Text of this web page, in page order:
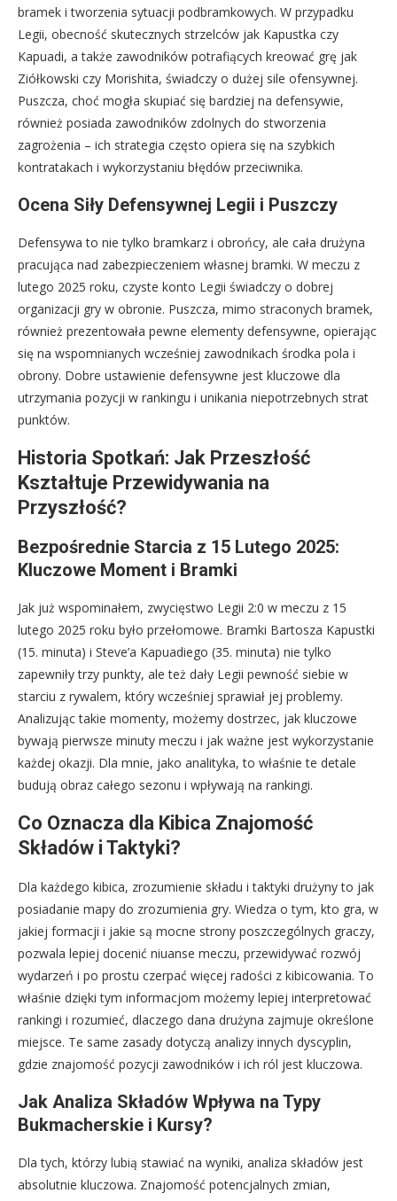
bramek i tworzenia sytuacji podbramkowych. W przypadku
Legii, obecność skutecznych strzelców jak Kapustka czy
Kapuadi, a także zawodników potrafiących kreować grę jak
Ziółkowski czy Morishita, świadczy o dużej sile ofensywnej.
Puszcza, choć mogła skupiać się bardziej na defensywie,
również posiada zawodników zdolnych do stworzenia
zagrożenia – ich strategia często opiera się na szybkich
kontratakach i wykorzystaniu błędów przeciwnika.
Ocena Siły Defensywnej Legii i Puszczy
Defensywa to nie tylko bramkarz i obrońcy, ale cała drużyna
pracująca nad zabezpieczeniem własnej bramki. W meczu z
lutego 2025 roku, czyste konto Legii świadczy o dobrej
organizacji gry w obronie. Puszcza, mimo straconych bramek,
również prezentowała pewne elementy defensywne, opierając
się na wspomnianych wcześniej zawodnikach środka pola i
obrony. Dobre ustawienie defensywne jest kluczowe dla
utrzymania pozycji w rankingu i unikania niepotrzebnych strat
punktów.
Historia Spotkań: Jak Przeszłość
Kształtuje Przewidywania na
Przyszłość?
Bezpośrednie Starcia z 15 Lutego 2025:
Kluczowe Moment i Bramki
Jak już wspominałem, zwycięstwo Legii 2:0 w meczu z 15
lutego 2025 roku było przełomowe. Bramki Bartosza Kapustki
(15. minuta) i Steve’a Kapuadiego (35. minuta) nie tylko
zapewniły trzy punkty, ale też dały Legii pewność siebie w
starciu z rywalem, który wcześniej sprawiał jej problemy.
Analizując takie momenty, możemy dostrzec, jak kluczowe
bywają pierwsze minuty meczu i jak ważne jest wykorzystanie
każdej okazji. Dla mnie, jako analityka, to właśnie te detale
budują obraz całego sezonu i wpływają na rankingi.
Co Oznacza dla Kibica Znajomość
Składów i Taktyki?
Dla każdego kibica, zrozumienie składu i taktyki drużyny to jak
posiadanie mapy do zrozumienia gry. Wiedza o tym, kto gra, w
jakiej formacji i jakie są mocne strony poszczególnych graczy,
pozwala lepiej docenić niuanse meczu, przewidywać rozwój
wydarzeń i po prostu czerpać więcej radości z kibicowania. To
właśnie dzięki tym informacjom możemy lepiej interpretować
rankingi i rozumieć, dlaczego dana drużyna zajmuje określone
miejsce. Te same zasady dotyczą analizy innych dyscyplin,
gdzie znajomość pozycji zawodników i ich ról jest kluczowa.
Jak Analiza Składów Wpływa na Typy
Bukmacherskie i Kursy?
Dla tych, którzy lubią stawiać na wyniki, analiza składów jest
absolutnie kluczowa. Znajomość potencjalnych zmian,